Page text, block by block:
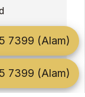
7399 (Alam)
7399 (Alam)